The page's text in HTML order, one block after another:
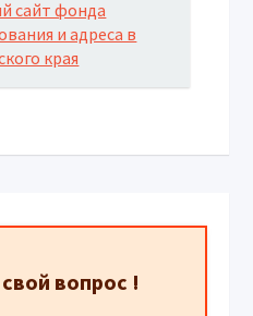
сайт фонда
и адреса в
края
вопрос !